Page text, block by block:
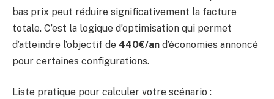
bas prix peut réduire significativement la facture
totale. C’est la logique d’optimisation qui permet
d’atteindre l’objectif de 440€/an d’économies annoncé
pour certaines configurations.
Liste pratique pour calculer votre scénario :